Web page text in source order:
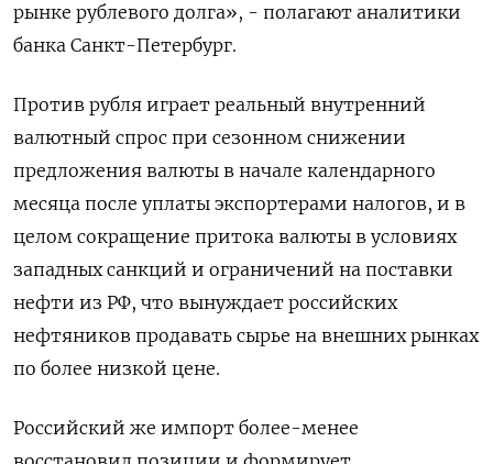
рынке рублевого долга», - полагают аналитики
банка Санкт-Петербург.
Против рубля играет реальный внутренний
валютный спрос при сезонном снижении
предложения валюты в начале календарного
месяца после уплаты экспортерами налогов, и в
целом сокращение притока валюты в условиях
западных санкций и ограничений на поставки
нефти из РФ, что вынуждает российских
нефтяников продавать сырье на внешних рынках
по более низкой цене.
Российский же импорт более-менее